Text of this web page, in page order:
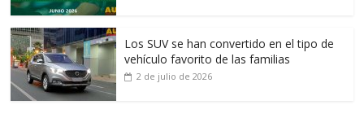
Los SUV se han convertido en el tipo de
vehículo favorito de las familias
2 de julio de 2026